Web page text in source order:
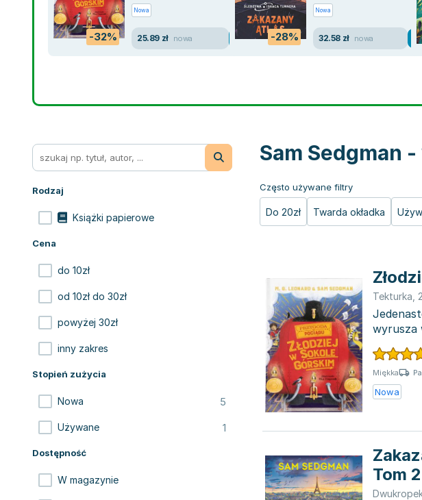
-32%
Nowa
25.89 zł nowa -28%
Nowa
32.58 zł nowa
Rodzaj
Książki papierowe
Cena
do 10zł
od 10zł do 30zł
powyżej 30zł
inny zakres
Stopień zużycia
Nowa 5
Używane 1
Dostępność
W magazynie
Sam Sedgman
Często używane filtry
Do 20zł Twarda okładka
Tekturka
wyrusza
Miękka
Nowa
Tom 2